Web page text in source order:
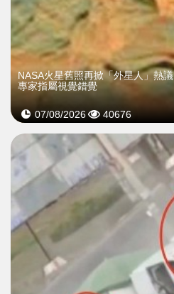
NASA火星舊照再掀「外星人」熱議
專家指屬視覺錯覺
07/08/2026 40676